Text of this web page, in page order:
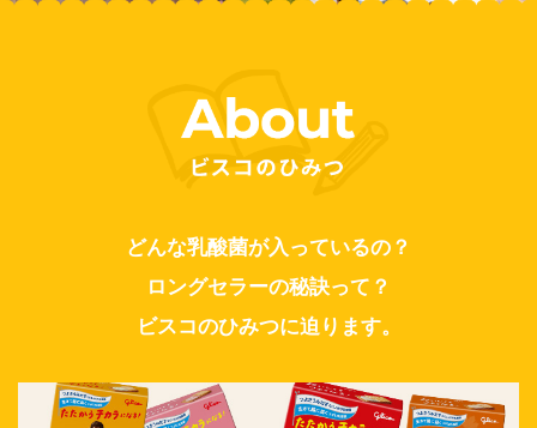
どんな乳酸菌が入っているの？
ロングセラーの秘訣って？
ビスコのひみつに迫ります。